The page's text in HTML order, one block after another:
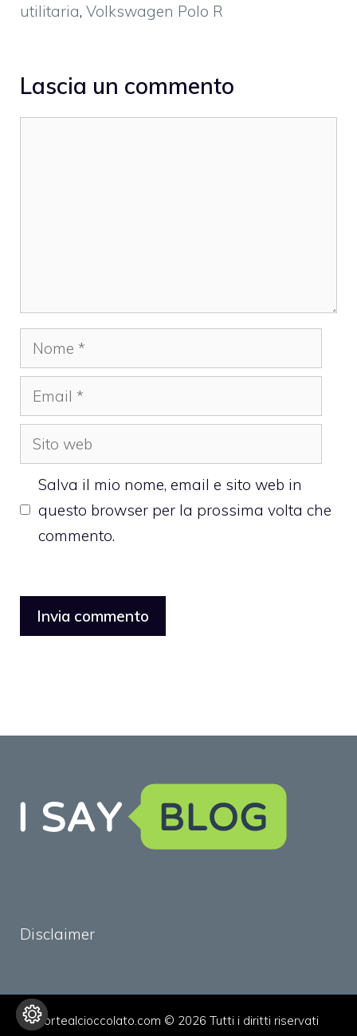
utilitaria, Volkswagen Polo R
Lascia un commento
Nome
Email
Sito
web
Salva il mio nome, email e sito web in
questo browser per la prossima volta che
commento.
Disclaimer
tortealcioccolato.com © 2026 Tutti i diritti riservati